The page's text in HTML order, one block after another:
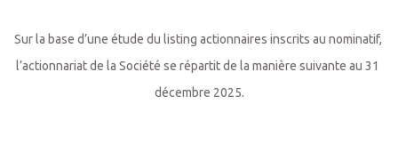
Sur la base d’une étude du listing actionnaires inscrits au nominatif,
l’actionnariat de la Société se répartit de la manière suivante au 31
décembre 2025.